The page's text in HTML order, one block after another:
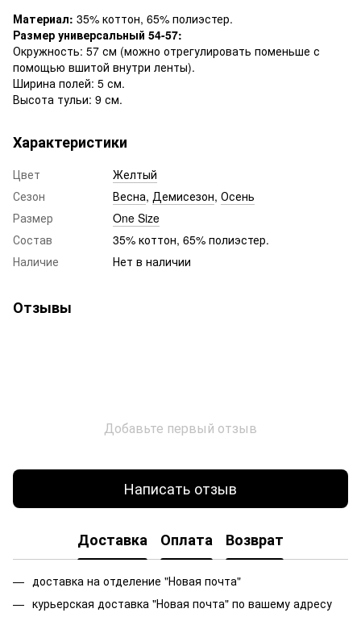
Материал: 35% коттон, 65% полиэстер.
Размер универсальный 54-57:
Окружность: 57 см (можно отрегулировать поменьше с
помощью вшитой внутри ленты).
Ширина полей: 5 см.
Высота тульи: 9 см.
Характеристики
Цвет
Желтый
Сезон
Весна, Демисезон, Осень
Размер
One Size
Состав
35% коттон, 65% полиэстер.
Наличие
Нет в наличии
Отзывы
Добавьте первый отзыв
Написать отзыв
Доставка Оплата Возврат
доставка на отделение "Новая почта"
курьерская доставка "Новая почта" по вашему адресу